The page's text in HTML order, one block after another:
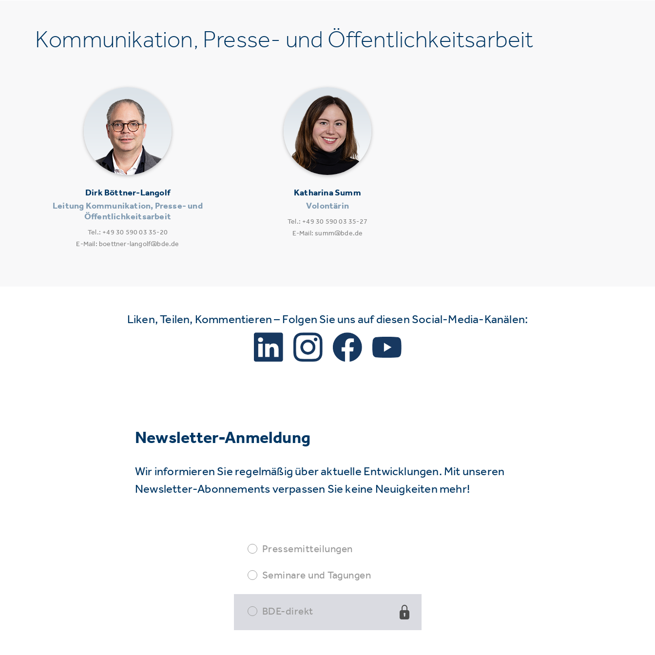
Kommunikation, Presse- und Öffentlichkeitsarbeit
Dirk Böttner-Langolf
Leitung Kommunikation, Presse- und
Öffentlichkeitsarbeit
Tel.: +49 30 590 03 35-20
E-Mail: boettner-langolf@bde.de
Katharina Summ
Volontärin
Tel.: +49 30 590 03 35-27
E-Mail: summ@bde.de
Liken, Teilen, Kommentieren – Folgen Sie uns auf diesen Social-Media-Kanälen:
Newsletter-Anmeldung
Wir informieren Sie regelmäßig über aktuelle Entwicklungen. Mit unseren
Newsletter-Abonnements verpassen Sie keine Neuigkeiten mehr!
Pressemitteilungen
Seminare und Tagungen
BDE-direkt